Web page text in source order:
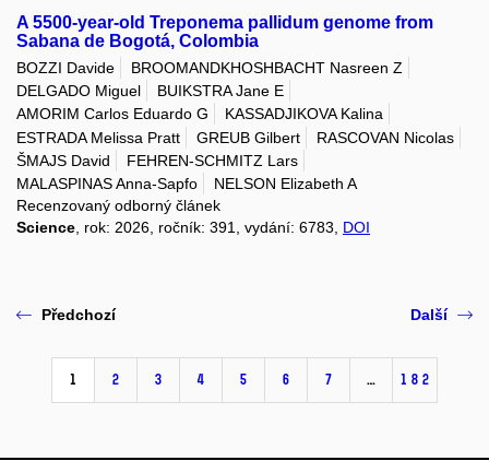
A 5500-year-old Treponema pallidum genome from
Sabana de Bogotá, Colombia
BOZZI Davide
BROOMANDKHOSHBACHT Nasreen Z
DELGADO Miguel
BUIKSTRA Jane E
AMORIM Carlos Eduardo G
KASSADJIKOVA Kalina
ESTRADA Melissa Pratt
GREUB Gilbert
RASCOVAN Nicolas
ŠMAJS David
FEHREN-SCHMITZ Lars
MALASPINAS Anna-Sapfo
NELSON Elizabeth A
Recenzovaný odborný článek
Science, rok: 2026, ročník: 391, vydání: 6783, DOI
Předchozí
1 2 3 4 5 6 7 … 182
Další